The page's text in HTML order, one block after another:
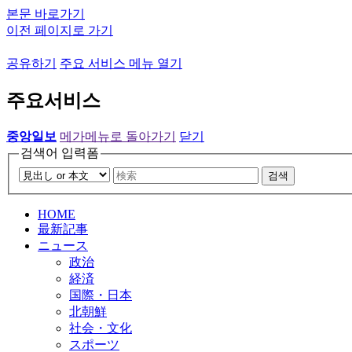
본문 바로가기
이전 페이지로 가기
공유하기 주요 서비스 메뉴 열기
주요서비스
중앙일보 메가메뉴로 돌아가기
닫기
검색어 입력폼
검색
HOME
最新記事
ニュース
政治
経済
国際・日本
北朝鮮
社会・文化
スポーツ